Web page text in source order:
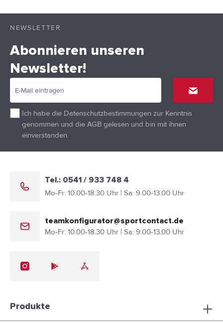
NEWSLETTER
Abonnieren unseren
Newsletter!
Ich habe die Datenschutzbestimmungen zur Kenntnis
genommen und die AGB gelesen und bin mit ihnen
einverstanden.
Tel.: 0541 / 933 748 4
Mo-Fr: 10.00-18.30 Uhr | Sa: 9.00-13.00 Uhr
teamkonfigurator@sportcontact.de
Mo-Fr: 10.00-18.30 Uhr | Sa: 9.00-13.00 Uhr
Produkte